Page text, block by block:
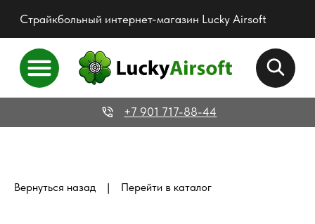
Страйкбольный интернет-магазин Lucky Airsoft
+7 901 717-88-44
Вернуться назад | Перейти в каталог